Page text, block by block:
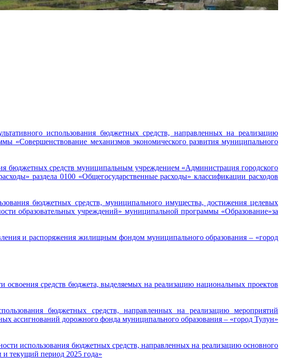
использования бюджетных средств, направленных на реализацию
«Совершенствование механизмов экономического развития муниципального
бюджетных средств муниципальным учреждением «Администрация городского
раздела 0100 «Общегосударственные расходы» классификации расходов
бюджетных средств, муниципального имущества, достижения целевых
образовательных учреждений» муниципальной программы «Образование»за
и распоряжения жилищным фондом муниципального образования – «город
средств бюджета, выделяемых на реализацию национальных проектов
бюджетных средств, направленных на реализацию мероприятий
ассигнований дорожного фонда муниципального образования – «город Тулун»
использования бюджетных средств, направленных на реализацию основного
и текущий период 2025 года»